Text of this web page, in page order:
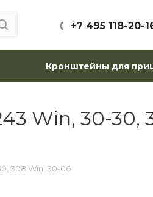
+7 495 118-20-
Кронштейны для
Win, 30-30,
308 Win, 30-06